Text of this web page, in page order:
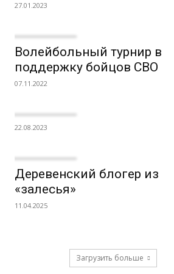
27.01.2023
Волейбольный турнир в
поддержку бойцов СВО
07.11.2022
22.08.2023
Деревенский блогер из
«залесья»
11.04.2025
Загрузить больше